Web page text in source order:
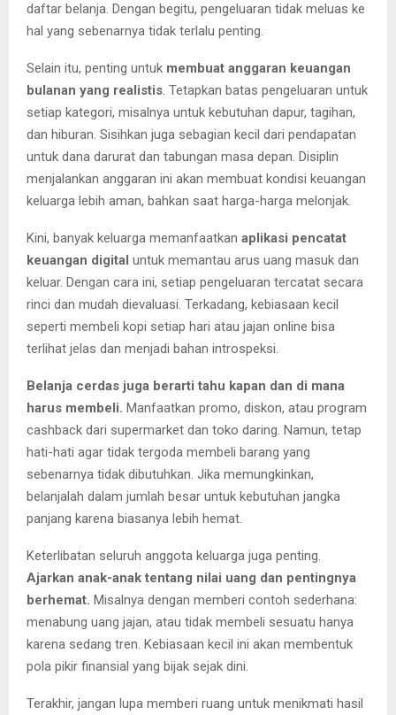
daftar belanja. Dengan begitu, pengeluaran tidak meluas ke
hal yang sebenarnya tidak terlalu penting.
Selain itu, penting untuk membuat anggaran keuangan
bulanan yang realistis. Tetapkan batas pengeluaran untuk
setiap kategori, misalnya untuk kebutuhan dapur, tagihan,
dan hiburan. Sisihkan juga sebagian kecil dari pendapatan
untuk dana darurat dan tabungan masa depan. Disiplin
menjalankan anggaran ini akan membuat kondisi keuangan
keluarga lebih aman, bahkan saat harga-harga melonjak.
Kini, banyak keluarga memanfaatkan aplikasi pencatat
keuangan digital untuk memantau arus uang masuk dan
keluar. Dengan cara ini, setiap pengeluaran tercatat secara
rinci dan mudah dievaluasi. Terkadang, kebiasaan kecil
seperti membeli kopi setiap hari atau jajan online bisa
terlihat jelas dan menjadi bahan introspeksi.
Belanja cerdas juga berarti tahu kapan dan di mana
harus membeli. Manfaatkan promo, diskon, atau program
cashback dari supermarket dan toko daring. Namun, tetap
hati-hati agar tidak tergoda membeli barang yang
sebenarnya tidak dibutuhkan. Jika memungkinkan,
belanjalah dalam jumlah besar untuk kebutuhan jangka
panjang karena biasanya lebih hemat.
Keterlibatan seluruh anggota keluarga juga penting.
Ajarkan anak-anak tentang nilai uang dan pentingnya
berhemat. Misalnya dengan memberi contoh sederhana:
menabung uang jajan, atau tidak membeli sesuatu hanya
karena sedang tren. Kebiasaan kecil ini akan membentuk
pola pikir finansial yang bijak sejak dini.
Terakhir, jangan lupa memberi ruang untuk menikmati hasil